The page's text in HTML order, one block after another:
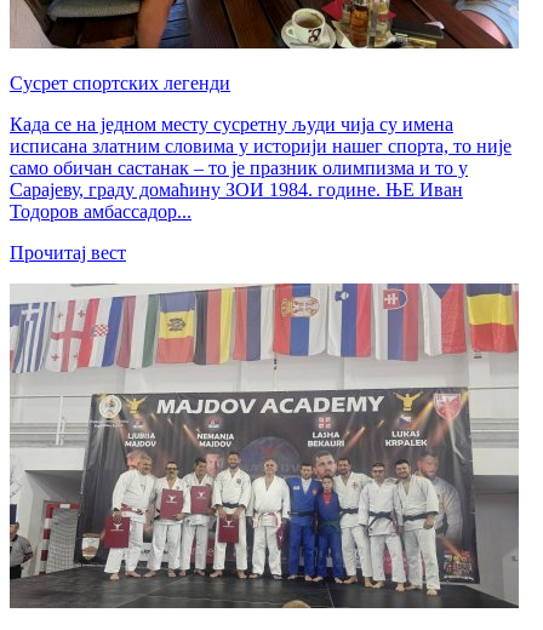
Сусрет спортских легенди
Када се на једном месту сусретну људи чија су имена
исписана златним словима у историји нашег спорта, то није
само обичан састанак – то је празник олимпизма и то у
Сарајеву, граду домаћину ЗОИ 1984. године. ЊЕ Иван
Тодоров амбассадор...
Прочитај вест